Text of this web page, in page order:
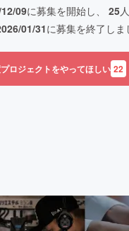
09に募集を開始し、 25
01/31に募集を終了しま
ロジェクトをやってほしい 22